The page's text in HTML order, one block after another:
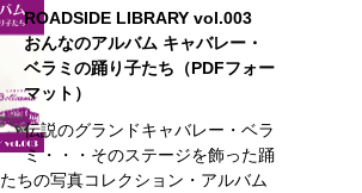
ROADSIDE LIBRARY vol.003
おんなのアルバム キャバレー・
ベラミの踊り子たち（PDFフォー
マット）
伝説のグランドキャバレー・ベラ
ミ・・・そのステージを飾った踊
ちの写真コレクション・アルバム